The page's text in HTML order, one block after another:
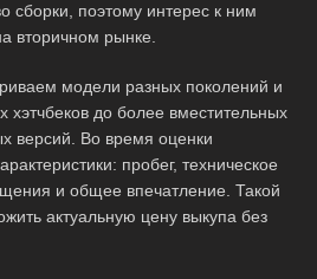
сборки, поэтому интерес к ним
вторичном рынке.
модели разных поколений и
до более вместительных
версий. Во время оценки
пробег, техническое
и общее впечатление. Такой
актуальную цену выкупа без